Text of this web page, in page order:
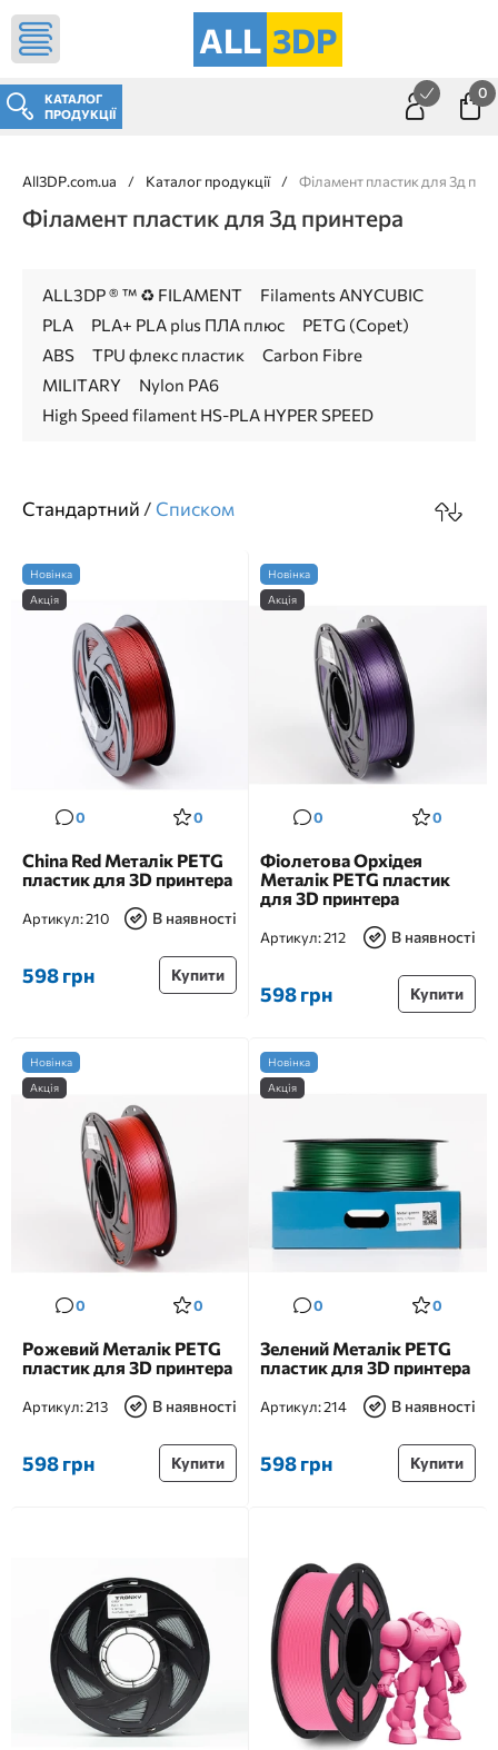
ALL 3DP
КАТАЛОГ
ПРОДУКЦІЇ
0
All3DP.com.ua / Каталог продукції / Філамент пластик для 3д
Філамент пластик для 3д принтера
ALL3DP ® ™ ♻ FILAMENT
Filaments ANYCUBIC
PLA
PLA+ PLA plus ПЛА плюс
PETG (Copet)
ABS
TPU флекс пластик
Carbon Fibre
MILITARY
Nylon PA6
High Speed filament HS-PLA HYPER SPEED
Стандартний / Cписком
Новінка
Акція
0 0
China Red Металік PETG
пластик для 3D принтера
Артикул:210 В наявності
598 грн Купити
Новінка
Акція
0 0
Фіолетова Орхідея
Металік PETG пластик
для 3D принтера
Артикул:212 В наявності
598 грн Купити
Новінка
Акція
0 0
Рожевий Металік PETG
пластик для 3D принтера
Артикул:213 В наявності
598 грн Купити
Новінка
Акція
0 0
Зелений Металік PETG
пластик для 3D принтера
Артикул:214 В наявності
598 грн Купити